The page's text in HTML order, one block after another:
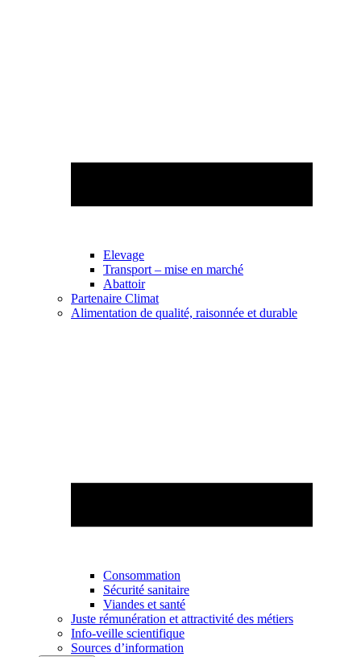
Elevage
Transport – mise en marché
Abattoir
Partenaire Climat
Alimentation de qualité, raisonnée et durable
Consommation
Sécurité sanitaire
Viandes et santé
Juste rémunération et attractivité des métiers
Info-veille scientifique
Sources d’information